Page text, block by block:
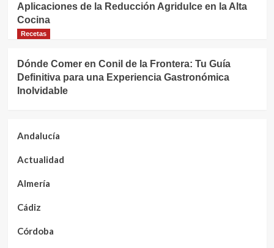
Aplicaciones de la Reducción Agridulce en la Alta
Cocina
Recetas
Dónde Comer en Conil de la Frontera: Tu Guía
Definitiva para una Experiencia Gastronómica
Inolvidable
Andalucía
Actualidad
Almería
Cádiz
Córdoba